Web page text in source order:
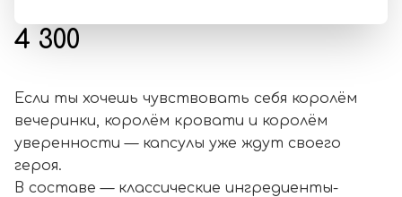
4 300
Если ты хочешь чувствовать себя королём
вечеринки, королём кровати и королём
уверенности — капсулы уже ждут своего
героя.
В составе — классические ингредиенты-